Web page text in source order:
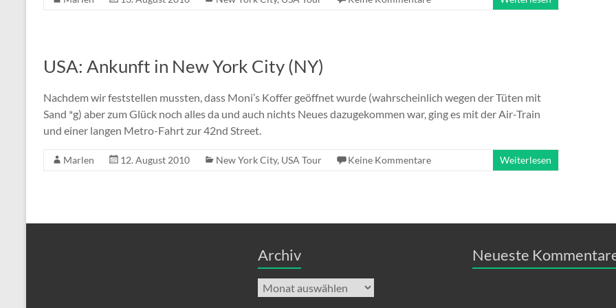
USA: Ankunft in New York City (NY)
Nachdem wir feststellen mussten, dass Moni’s Koffer geöffnet wurde (wahrscheinlich wegen der Tüten mit
Sand *g) aber zum Glück noch alles da und auch nichts Neues dazugekommen war, ging es mit der Air-Train
und einer langen Metro-Fahrt zur 42nd Street.
Marlen 12. August 2010 New York City, USA Tour Keine Kommentare Weiterlesen
Archiv
Archiv
Neueste